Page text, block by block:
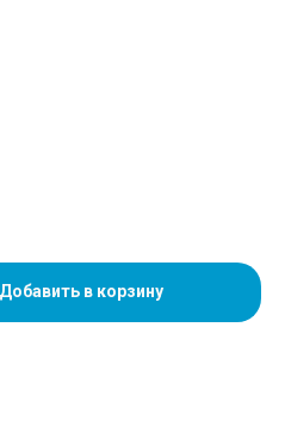
Добавить в корзину